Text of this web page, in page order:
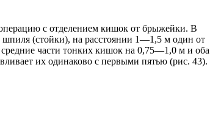
с отделением кишок от брыжейки. В
шпиля (стойки), на расстоянии 1—1,5 м один от
части тонких кишок на 0,75—1,0 м и оба
их одинаково с первыми пятью (рис. 43).